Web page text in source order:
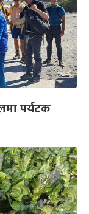
पर्यटक